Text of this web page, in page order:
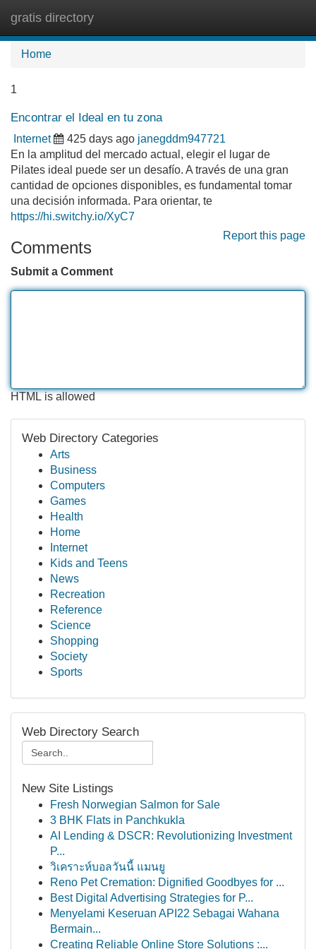
gratis directory
Home
1
Encontrar el Ideal en tu zona
Internet 425 days ago janegddm947721
En la amplitud del mercado actual, elegir el lugar de
Pilates ideal puede ser un desafío. A través de una gran
cantidad de opciones disponibles, es fundamental tomar
una decisión informada. Para orientar, te
https://hi.switchy.io/XyC7
Report this page
Comments
Submit a Comment
HTML is allowed
Web Directory Categories
Arts
Business
Computers
Games
Health
Home
Internet
Kids and Teens
News
Recreation
Reference
Science
Shopping
Society
Sports
Web Directory Search
New Site Listings
Fresh Norwegian Salmon for Sale
3 BHK Flats in Panchkukla
AI Lending & DSCR: Revolutionizing Investment
P...
วิเคราะห์บอลวันนี้ แมนยู
Reno Pet Cremation: Dignified Goodbyes for ...
Best Digital Advertising Strategies for P...
Menyelami Keseruan API22 Sebagai Wahana
Bermain...
Creating Reliable Online Store Solutions :...